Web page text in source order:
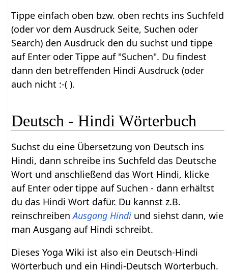
Tippe einfach oben bzw. oben rechts ins Suchfeld
(oder vor dem Ausdruck Seite, Suchen oder
Search) den Ausdruck den du suchst und tippe
auf Enter oder Tippe auf "Suchen". Du findest
dann den betreffenden Hindi Ausdruck (oder
auch nicht :-( ).
Deutsch - Hindi Wörterbuch
Suchst du eine Übersetzung von Deutsch ins
Hindi, dann schreibe ins Suchfeld das Deutsche
Wort und anschließend das Wort Hindi, klicke
auf Enter oder tippe auf Suchen - dann erhältst
du das Hindi Wort dafür. Du kannst z.B.
reinschreibenAusgang Hindi und siehst dann, wie
man Ausgang auf Hindi schreibt.
Dieses Yoga Wiki ist also ein Deutsch-Hindi
Wörterbuch und ein Hindi-Deutsch Wörterbuch.